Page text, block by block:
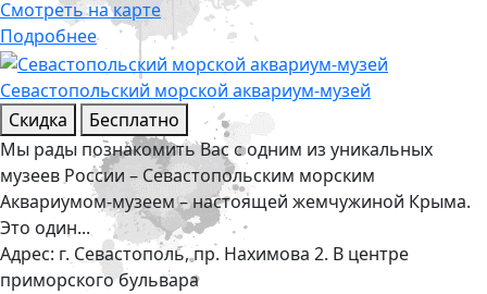
Смотреть на карте
Подробнее
Севастопольский морской аквариум-музей
Скидка
Бесплатно
Мы рады познакомить Вас с одним из уникальных
музеев России – Севастопольским морским
Аквариумом-музеем – настоящей жемчужиной Крыма.
Это один...
Адрес: г. Севастополь, пр. Нахимова 2. В центре
приморского бульвара